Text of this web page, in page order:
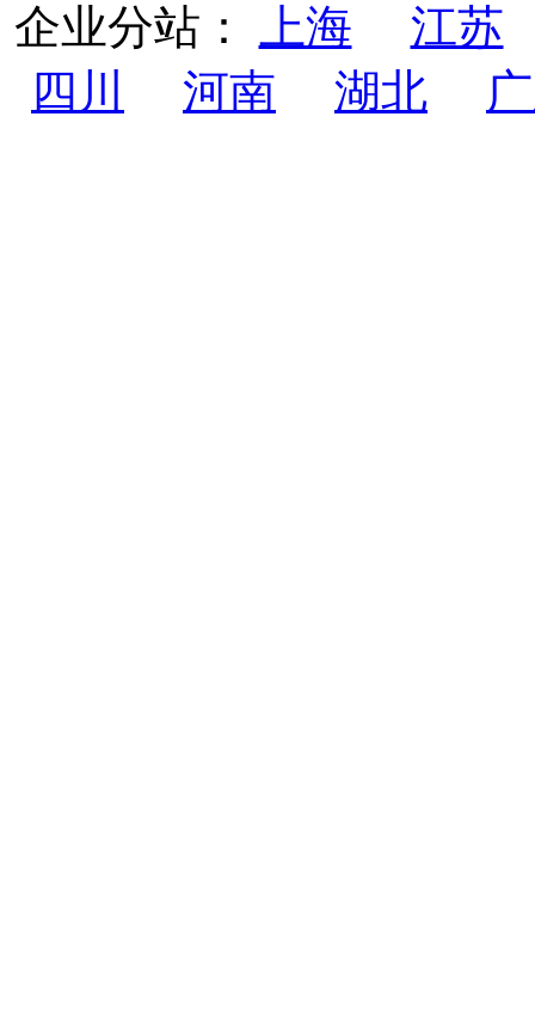
企业分站： 上海
江苏
四川
河南 湖北